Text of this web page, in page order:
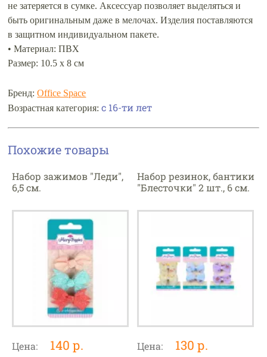
не затеряется в сумке. Аксессуар позволяет выделяться и
быть оригинальным даже в мелочах. Изделия поставляются
в защитном индивидуальном пакете.
• Материал: ПВХ
Размер: 10.5 х 8 см
Бренд:Office Space
Возрастная категория:с 16-ти лет
Похожие товары
Набор зажимов "Леди",
6,5 см.
Цена: 140 р.
Набор резинок, бантики
"Блесточки" 2 шт., 6 см.
Цена: 130 р.